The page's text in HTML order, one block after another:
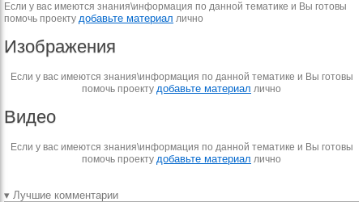
Если у вас имеются знания\информация по данной тематике и Вы готовы
помочь проекту добавьте материал лично
Изображения
Если у вас имеются знания\информация по данной тематике и Вы готовы
помочь проекту добавьте материал лично
Видео
Если у вас имеются знания\информация по данной тематике и Вы готовы
помочь проекту добавьте материал лично
▾ Лучшие комментарии